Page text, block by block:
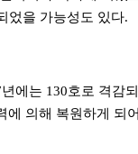
었을 가능성도 있다.
에는 130호로 격감
의해 복원하게 되